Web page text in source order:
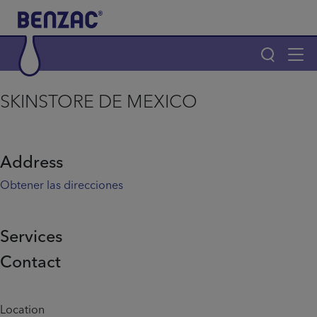
Skip to main content
Main navigation
¿Por qué elegir Benzac?
Home
Info menu
SKINSTORE DE MEXICO
Address
Obtener las direcciones
Services
Contact
Location